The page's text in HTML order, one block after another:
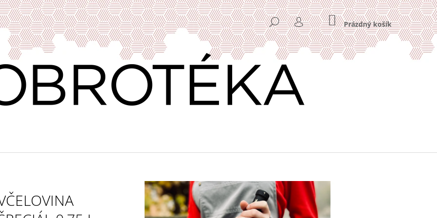
HLEDAT
PŘIHLÁŠENÍ
NÁKUPNÍ
KOŠÍK
Prázdný košík
CO POTŘEBUJETE NAJÍT?
HLEDAT
VÍNO & DOBROTY 11
PRAŽENÁ ZRNKOVÁ KÁVA HOME OFFICE